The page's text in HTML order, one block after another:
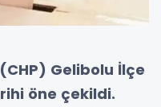
Gelibolu İlçe
öne çekildi.